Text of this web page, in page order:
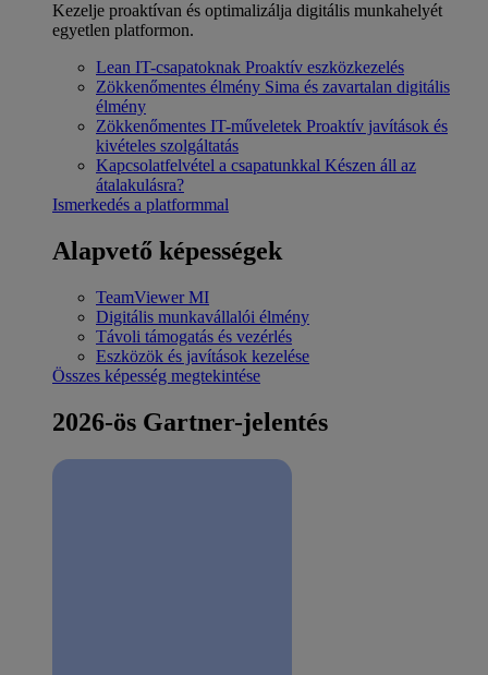
Kezelje proaktívan és optimalizálja digitális munkahelyét
egyetlen platformon.
Lean IT-csapatoknak Proaktív eszközkezelés
Zökkenőmentes élmény Sima és zavartalan digitális
élmény
Zökkenőmentes IT-műveletek Proaktív javítások és
kivételes szolgáltatás
Kapcsolatfelvétel a csapatunkkal Készen áll az
átalakulásra?
Ismerkedés a platformmal
Alapvető képességek
TeamViewer MI
Digitális munkavállalói élmény
Távoli támogatás és vezérlés
Eszközök és javítások kezelése
Összes képesség megtekintése
2026-ös Gartner-jelentés